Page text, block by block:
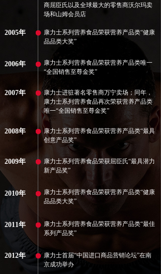
商屈臣氏以及全球最大的零售商沃尔玛卖
场和山姆会员店
康力士系列营养食品荣获营养产品类“健康
品品类大奖”
康力士系列营养食品荣获营养产品类唯一
“全国销售至尊金奖”
康力士进驻著名零售商万宁卖场；同年，
康力士系列营养食品再次荣获营养产品类
唯一“全国销售至尊金奖”
康力士系列营养食品荣获营养产品类“最具
创意产品奖”
康力士系列营养食品荣获屈臣氏“最具潜力
新产品奖”
康力士系列营养食品荣获营养产品类“健康
品品类大奖”
康力士系列营养食品荣获营养产品类“最佳
系列产品奖”
康力士首届“中国进口商品营销论坛”在南
京成功举办
2005年
2006年
2007年
2008年
2009年
2010年
2011年
2012年